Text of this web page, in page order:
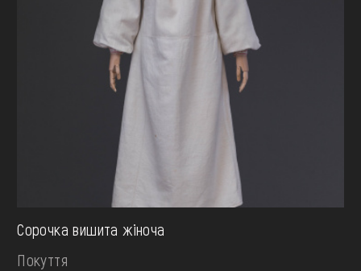
Сорочка вишита жіноча
Покуття